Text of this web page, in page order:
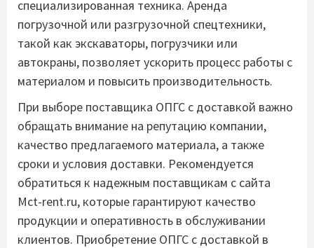
специализированная техника. Аренда
погрузочной или разгрузочной спецтехники,
такой как экскаваторы, погрузчики или
автокраны, позволяет ускорить процесс работы с
материалом и повысить производительность.
При выборе поставщика ОПГС с доставкой важно
обращать внимание на репутацию компании,
качество предлагаемого материала, а также
сроки и условия доставки. Рекомендуется
обратиться к надежным поставщикам с сайта
Mct-rent.ru, которые гарантируют качество
продукции и оперативность в обслуживании
клиентов. Приобретение ОПГС с доставкой в